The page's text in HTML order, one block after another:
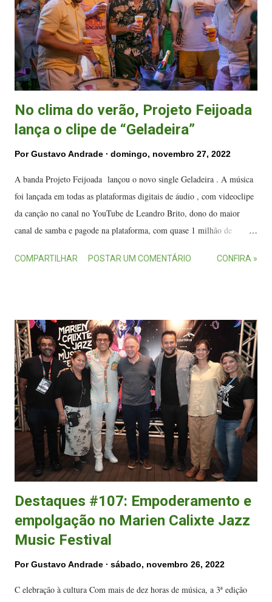
Elemento Zero EZ banda (@elementozeroez)
No clima do verão, Projeto Feijoada
lança o clipe de “Geladeira”
PorGustavo Andrade domingo, novembro 27, 2022
A banda Projeto Feijoada lançou o novo single Geladeira . A música
foi lançada em todas as plataformas digitais de áudio , com videoclipe
da canção no canal no YouTube de Leandro Brito, dono do maior
canal de samba e pagode na plataforma, com quase 1 milhão de
(FOTO: Divulgação) Com 12 anos de estrada, a banda de Cachoeiro
Geladeira é uma composição do vocalista Flávio Marão e do
cavaquinhista Arthur Freitas, com direção musical de André Dumas.
O clipe tem direção e edição de Diego Capeletti, e fotografia de Felipe
Campos. “A música fala de uma menina que enrola o cara de segunda
a quinta, e no fim de semana sai para zoar. A canção retrata uma
situação que acontece com muita gente, tanto com homem quanto com
mulher”, explica M...
COMPARTILHAR POSTAR UM COMENTÁRIO CONFIRA »
Destaques #107: Empoderamento e
empolgação no Marien Calixte Jazz
Music Festival
PorGustavo Andrade sábado, novembro 26, 2022
C elebração à cultura Com mais de dez horas de música, a 3ª edição